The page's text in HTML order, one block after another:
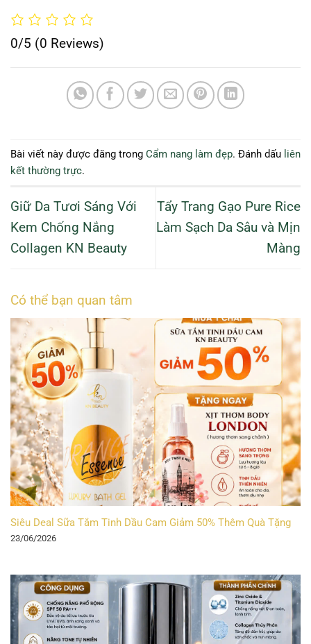
0/5 (0 Reviews)
Bài viết này được đăng trong Cẩm nang làm đẹp. Đánh dấu liên
kết thường trực.
Giữ Da Tươi Sáng Với
Kem Chống Nắng
Collagen KN Beauty
Tẩy Trang Gạo Pure Rice
Làm Sạch Da Sâu và Mịn
Màng
Có thể bạn quan tâm
Siêu Deal Sữa Tắm Tinh Dầu Cam Giảm 50% Thêm Quà Tặng
23/06/2026